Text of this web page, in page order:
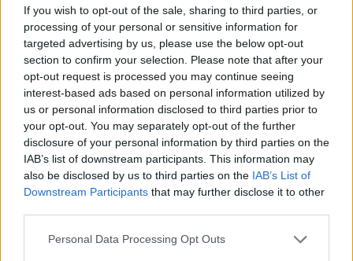
If you wish to opt-out of the sale, sharing to third parties, or
processing of your personal or sensitive information for
targeted advertising by us, please use the below opt-out
section to confirm your selection. Please note that after your
opt-out request is processed you may continue seeing
interest-based ads based on personal information utilized by
us or personal information disclosed to third parties prior to
your opt-out. You may separately opt-out of the further
disclosure of your personal information by third parties on the
IAB’s list of downstream participants. This information may
also be disclosed by us to third parties on the IAB’s List of
Downstream Participants that may further disclose it to other
Please note that this website/app uses one or more Google
Personal Data Processing Opt Outs
ΔΙΑΒΑΣΤΕ ΕΠΙΣΗΣ
Κόσμος|12.07.2025 15:38
«Νάρκες» στις διαπραγματεύσεις
Ισραήλ-Χαμάς για κατάπαυση πυρός
– Τα εμπόδια και οι προβληματισμοί
Το νέο κύμα δασμών ήρθε λίγες ημέρες
αφότου οΤραμπεπέβαλε σειρά επιπλέον